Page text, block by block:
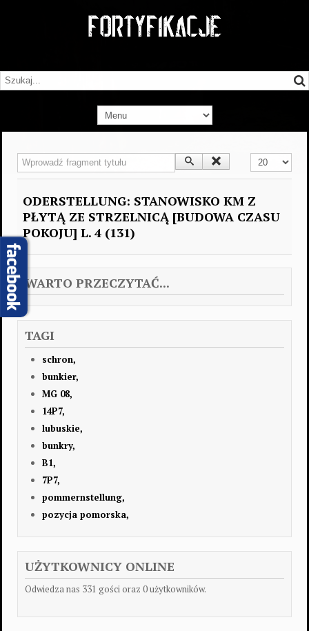
Wprowadź fragment tytułu Pokaż #
ODERSTELLUNG: STANOWISKO KM Z
PŁYTĄ ZE STRZELNICĄ [BUDOWA CZASU
POKOJU] L. 4 (131)
WARTO PRZECZYTAĆ...
TAGI
schron,
bunkier,
MG 08,
14P7,
lubuskie,
bunkry,
B1,
7P7,
pommernstellung,
pozycja pomorska,
UŻYTKOWNICY ONLINE
Odwiedza nas 331 gości oraz 0 użytkowników.